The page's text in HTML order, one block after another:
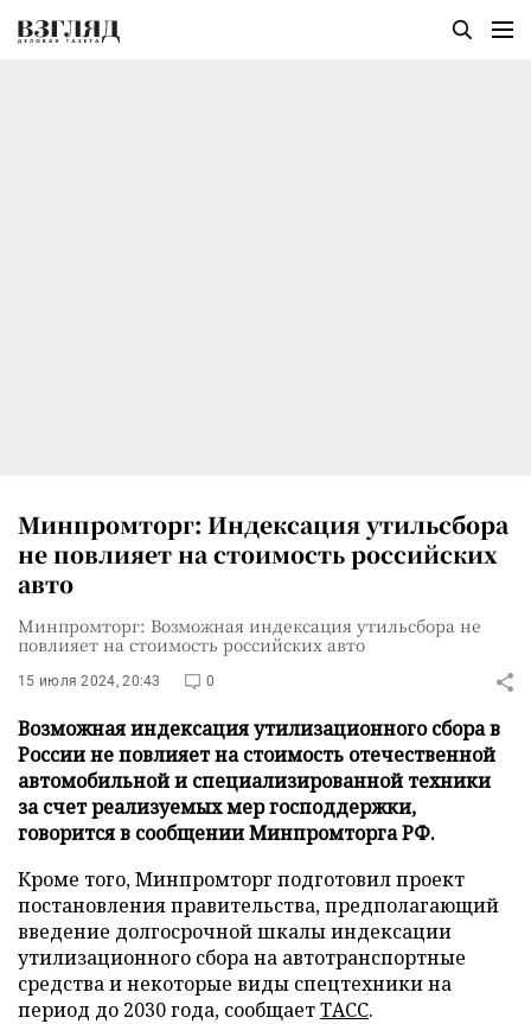
Минпромторг: Индексация утильсбора
не повлияет на стоимость российских
авто
Минпромторг: Возможная индексация утильсбора не
повлияет на стоимость российских авто
15 июля 2024, 20:43 0
Возможная индексация утилизационного сбора в
России не повлияет на стоимость отечественной
автомобильной и специализированной техники
за счет реализуемых мер господдержки,
говорится в сообщении Минпромторга РФ.
Кроме того, Минпромторг подготовил проект
постановления правительства, предполагающий
введение долгосрочной шкалы индексации
утилизационного сбора на автотранспортные
средства и некоторые виды спецтехники на
период до 2030 года, сообщаетТАСС.